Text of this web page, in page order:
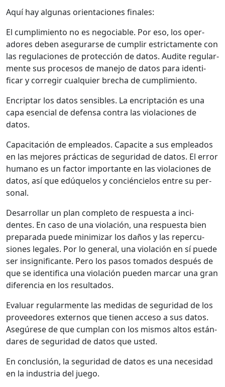
Aquí hay algu­nas ori­enta­ciones finales:
El cumplim­ien­to no es nego­cia­ble. Por eso, los oper­
adores deben ase­gu­rarse de cumplir estric­ta­mente con
las reg­u­la­ciones de pro­tec­ción de datos. Audite reg­u­lar­
mente sus pro­ce­sos de mane­jo de datos para iden­ti­
ficar y cor­re­gir cualquier brecha de cumplim­ien­to.
Encrip­tar los datos sen­si­bles. La encriptación es una
capa esen­cial de defen­sa con­tra las vio­la­ciones de
datos.
Capac­itación de emplea­d­os. Capacite a sus emplea­d­os
en las mejores prác­ti­cas de seguri­dad de datos. El error
humano es un fac­tor impor­tante en las vio­la­ciones de
datos, así que edúque­los y con­cién­cie­los entre su per­
son­al.
Desar­rol­lar un plan com­ple­to de respues­ta a inci­
dentes. En caso de una vio­lación, una respues­ta bien
prepara­da puede min­i­mizar los daños y las reper­cu­
siones legales. Por lo gen­er­al, una vio­lación en sí puede
ser insignif­i­cante. Pero los pasos toma­dos después de
que se iden­ti­fi­ca una vio­lación pueden mar­car una gran
difer­en­cia en los resul­ta­dos.
Eval­u­ar reg­u­lar­mente las medi­das de seguri­dad de los
provee­dores exter­nos que tienen acce­so a sus datos.
Asegúrese de que cum­plan con los mis­mos altos están­
dares de seguri­dad de datos que ust­ed.
En con­clusión, la seguri­dad de datos es una necesi­dad
en la indus­tria del juego.